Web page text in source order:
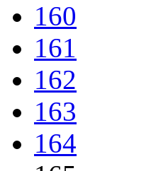
160
161
162
163
164